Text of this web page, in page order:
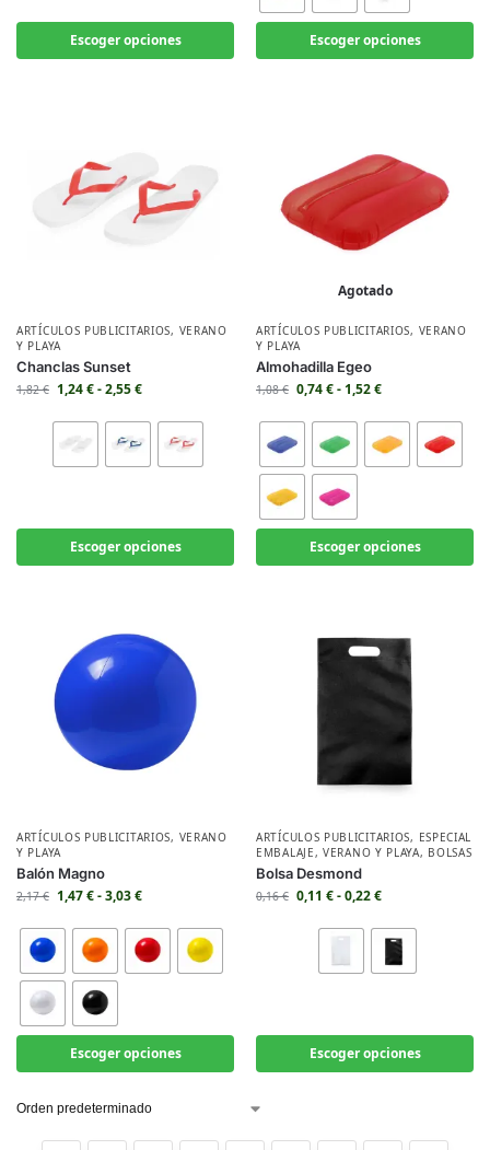
Escoger opciones Escoger opciones
ARTÍCULOS PUBLICITARIOS, VERANO
Y PLAYA
Chanclas Sunset
1,82€ 1,24€-2,55€
Escoger opciones
Agotado
ARTÍCULOS PUBLICITARIOS, VERANO
Y PLAYA
Almohadilla Egeo
1,08€ 0,74€- 1,52€
Escoger opciones
ARTÍCULOS PUBLICITARIOS, VERANO
Y PLAYA
Balón Magno
2,17€ 1,47€-3,03€
Escoger opciones
ARTÍCULOS PUBLICITARIOS, ESPECIAL
EMBALAJE,VERANO Y PLAYA, BOLSAS
Bolsa Desmond
0,16€ 0,11 €-0,22€
Escoger opciones